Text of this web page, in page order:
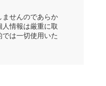
せんのであらか
人情報は厳重に取
では一切使用いた